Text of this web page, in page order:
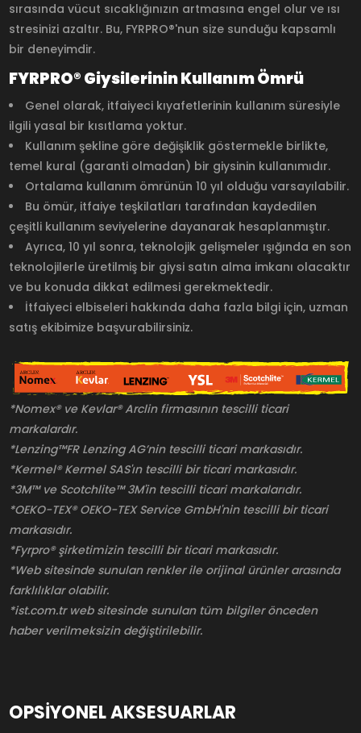
sırasında vücut sıcaklığınızın artmasına engel olur ve ısı
stresinizi azaltır. Bu, FYRPRO®'nun size sunduğu kapsamlı
bir deneyimdir.
FYRPRO® Giysilerinin Kullanım Ömrü
Genel olarak, itfaiyeci kıyafetlerinin kullanım süresiyle
ilgili yasal bir kısıtlama yoktur.
Kullanım şekline göre değişiklik göstermekle birlikte,
temel kural (garanti olmadan) bir giysinin kullanımıdır.
Ortalama kullanım ömrünün 10 yıl olduğu varsayılabilir.
Bu ömür, itfaiye teşkilatları tarafından kaydedilen
çeşitli kullanım seviyelerine dayanarak hesaplanmıştır.
Ayrıca, 10 yıl sonra, teknolojik gelişmeler ışığında en son
teknolojilerle üretilmiş bir giysi satın alma imkanı olacaktır
ve bu konuda dikkat edilmesi gerekmektedir.
İtfaiyeci elbiseleri hakkında daha fazla bilgi için, uzman
satış ekibimize başvurabilirsiniz.
*Nomex® ve Kevlar® Arclin firmasının tescilli ticari
markalardır.
*Lenzing™FR Lenzing AG’nin tescilli ticari markasıdır.
*Kermel® Kermel SAS'ın tescilli bir ticari markasıdır.
*3M™ ve Scotchlite™ 3M'in tescilli ticari markalarıdır.
*OEKO-TEX® OEKO-TEX Service GmbH'nin tescilli bir ticari
markasıdır.
*Fyrpro® şirketimizin tescilli bir ticari markasıdır.
*Web sitesinde sunulan renkler ile orijinal ürünler arasında
farklılıklar olabilir.
*ist.com.tr web sitesinde sunulan tüm bilgiler önceden
haber verilmeksizin değiştirilebilir.
OPSİYONEL AKSESUARLAR